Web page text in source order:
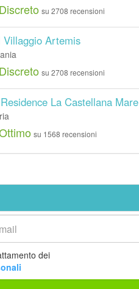
Discreto su 2708 recensioni
Villaggio Artemis
Discreto su 2708 recensioni
La Castellana Mare
su 1568 recensioni
dei